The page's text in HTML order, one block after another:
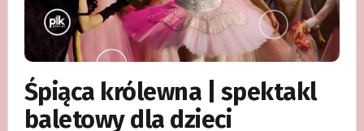
Śpiąca królewna | spektakl
baletowy dla dzieci